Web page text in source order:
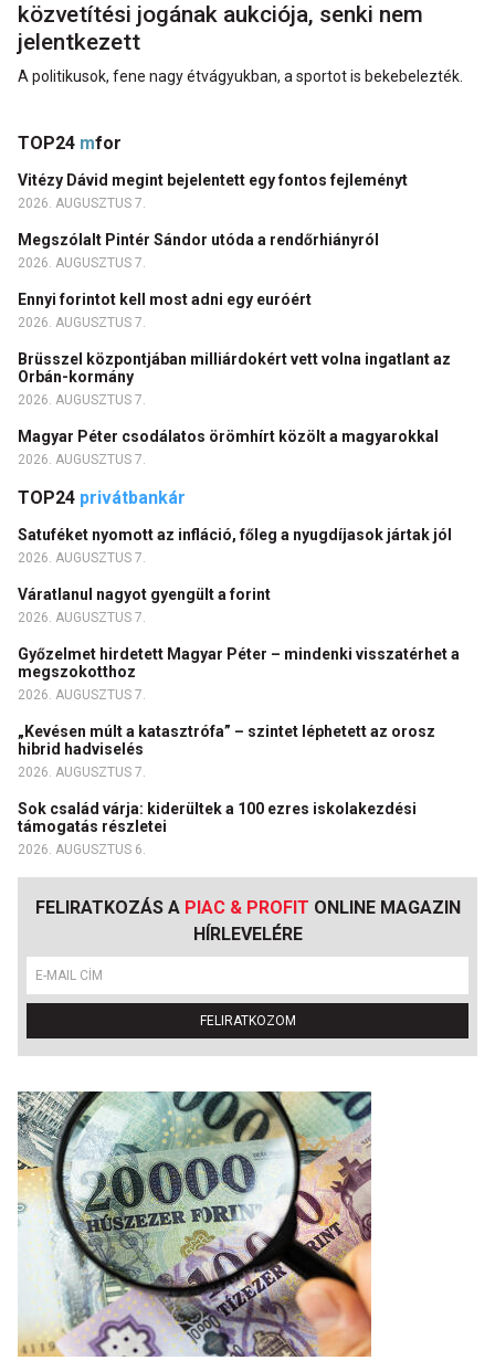
közvetítési jogának aukciója, senki nem
jelentkezett
A politikusok, fene nagy étvágyukban, a sportot is bekebelezték.
TOP24 mfor
Vitézy Dávid megint bejelentett egy fontos fejleményt
2026. AUGUSZTUS 7.
Megszólalt Pintér Sándor utóda a rendőrhiányról
2026. AUGUSZTUS 7.
Ennyi forintot kell most adni egy euróért
2026. AUGUSZTUS 7.
Brüsszel központjában milliárdokért vett volna ingatlant az
Orbán-kormány
2026. AUGUSZTUS 7.
Magyar Péter csodálatos örömhírt közölt a magyarokkal
2026. AUGUSZTUS 7.
TOP24 privátbankár
Satuféket nyomott az infláció, főleg a nyugdíjasok jártak jól
2026. AUGUSZTUS 7.
Váratlanul nagyot gyengült a forint
2026. AUGUSZTUS 7.
Győzelmet hirdetett Magyar Péter – mindenki visszatérhet a
megszokotthoz
2026. AUGUSZTUS 7.
„Kevésen múlt a katasztrófa” – szintet léphetett az orosz
hibrid hadviselés
2026. AUGUSZTUS 7.
Sok család várja: kiderültek a 100 ezres iskolakezdési
támogatás részletei
2026. AUGUSZTUS 6.
FELIRATKOZÁS A PIAC & PROFIT ONLINE MAGAZIN
HÍRLEVELÉRE
FELIRATKOZOM